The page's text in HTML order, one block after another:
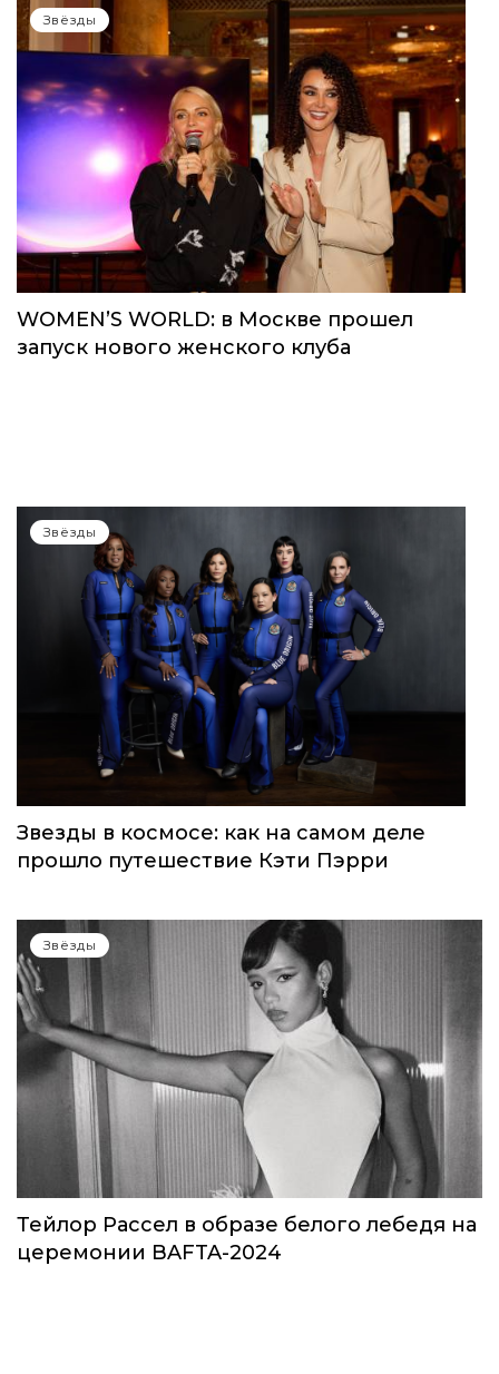
Звёзды
WOMEN’S WORLD: в Москве прошел
запуск нового женского клуба
Звёзды
Звезды в космосе: как на самом деле
прошло путешествие Кэти Пэрри
Звёзды
Тейлор Рассел в образе белого лебедя на
церемонии BAFTA-2024